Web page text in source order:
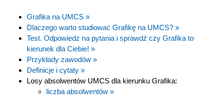
Grafika na UMCS »
Dlaczego warto studiować Grafikę na UMCS? »
Test. Odpowiedz na pytania i sprawdź czy Grafika to
kierunek dla Ciebie! »
Przykłady zawodów »
Definicje i cytaty »
Losy absolwentów UMCS dla kierunku Grafika:
liczba absolwentów »